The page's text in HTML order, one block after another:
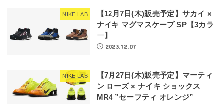
NIKE LAB
【12月7日(木)販売予定】サカイ ×
ナイキ マグマスケープ SP【3カラ
ー】
2023.12.07
NIKE LAB
【7月27日(木)販売予定】マーティ
ン ローズ × ナイキ ショックス
MR4 ”セーフティ オレンジ”